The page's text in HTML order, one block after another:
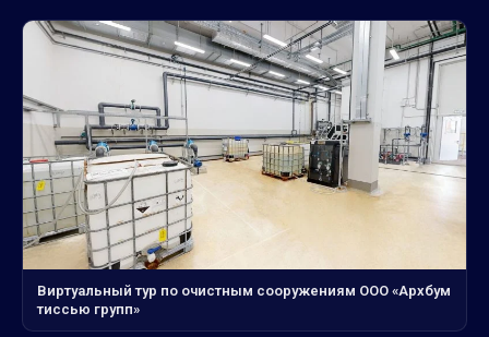
Виртуальный тур по очистным сооружениям ООО «Архбум
тиссью групп»